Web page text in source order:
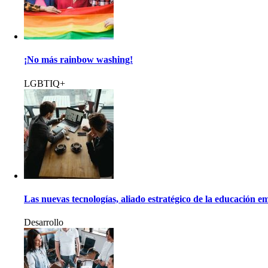
¡No más rainbow washing!
LGBTIQ+
Las nuevas tecnologías, aliado estratégico de la educación
Desarrollo